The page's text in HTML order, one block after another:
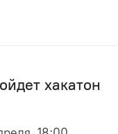
хакатон